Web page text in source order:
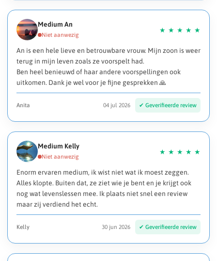
Medium An
An is een hele lieve en betrouwbare vrouw. Mijn zoon is weer
terug in mijn leven zoals ze voorspelt had.
Ben heel benieuwd of haar andere voorspellingen ook
uitkomen. Dank je wel voor je fijne gesprekken 🙏
Anita 04 jul 2026
Medium Kelly
Enorm ervaren medium, ik wist niet wat ik moest zeggen.
Alles klopte. Buiten dat, ze ziet wie je bent en je krijgt ook
nog wat levenslessen mee. Ik plaats niet snel een review
maar zij verdiend het echt.
Kelly 30 jun 2026